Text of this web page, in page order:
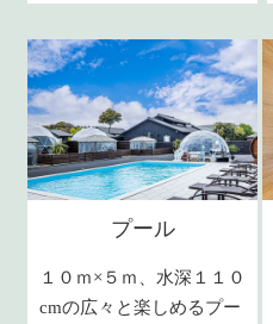
プール
１０ｍ×５ｍ、水深１１０
cmの広々と楽しめるプー